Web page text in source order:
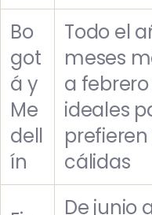
Bo
got
á y
Me
dell
ín
Todo el
meses
a
ideales
cálidas
De junio